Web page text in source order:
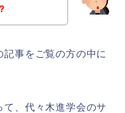
事をご覧の方の中に
、代々木進学会のサ